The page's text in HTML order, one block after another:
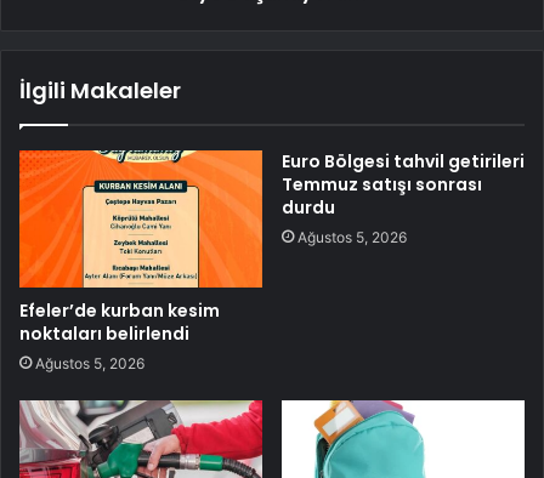
İlgili Makaleler
Efeler’de kurban kesim
noktaları belirlendi
Ağustos 5, 2026
Euro Bölgesi tahvil getirileri
Temmuz satışı sonrası
durdu
Ağustos 5, 2026